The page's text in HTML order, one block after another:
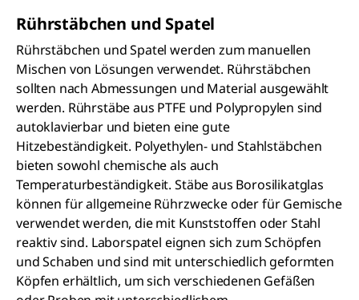
Rührstäbchen und Spatel
Rührstäbchen und Spatel werden zum manuellen
Mischen von Lösungen verwendet. Rührstäbchen
sollten nach Abmessungen und Material ausgewählt
werden. Rührstäbe aus PTFE und Polypropylen sind
autoklavierbar und bieten eine gute
Hitzebeständigkeit. Polyethylen- und Stahlstäbchen
bieten sowohl chemische als auch
Temperaturbeständigkeit. Stäbe aus Borosilikatglas
können für allgemeine Rührzwecke oder für Gemische
verwendet werden, die mit Kunststoffen oder Stahl
reaktiv sind. Laborspatel eignen sich zum Schöpfen
und Schaben und sind mit unterschiedlich geformten
Köpfen erhältlich, um sich verschiedenen Gefäßen